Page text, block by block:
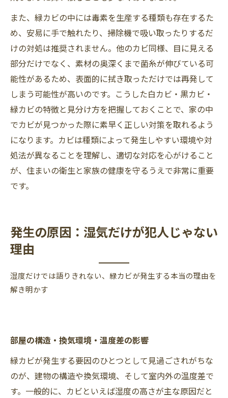
また、緑カビの中には毒素を生産する種類も存在するた
め、安易に手で触れたり、掃除機で吸い取ったりするだ
けの対処は推奨されません。他のカビ同様、目に見える
部分だけでなく、素材の奥深くまで菌糸が伸びている可
能性があるため、表面的に拭き取っただけでは再発して
しまう可能性が高いのです。こうした白カビ・黒カビ・
緑カビの特徴と見分け方を把握しておくことで、家の中
でカビが見つかった際に素早く正しい対策を取れるよう
になります。カビは種類によって発生しやすい環境や対
処法が異なることを理解し、適切な対応を心がけること
が、住まいの衛生と家族の健康を守るうえで非常に重要
です。
発生の原因：湿気だけが犯人じゃない
理由
湿度だけでは語りきれない、緑カビが発生する本当の理由を
解き明かす
部屋の構造・換気環境・温度差の影響
緑カビが発生する要因のひとつとして見過ごされがちな
のが、建物の構造や換気環境、そして室内外の温度差で
す。一般的に、カビといえば湿度の高さが主な原因だと